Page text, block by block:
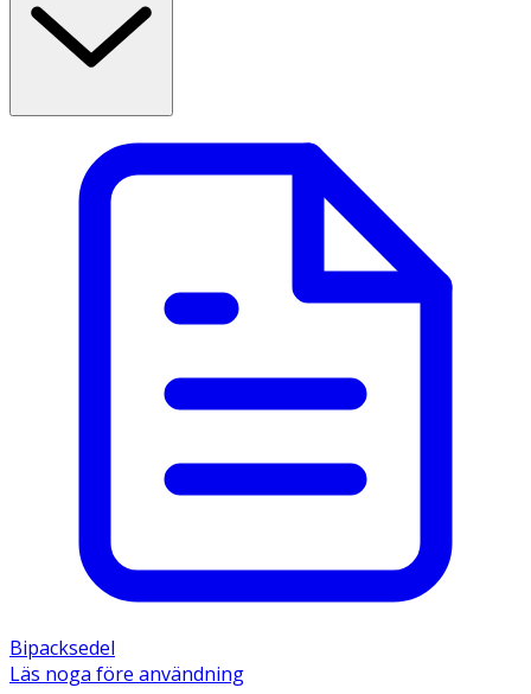
Bipacksedel
Läs noga före användning